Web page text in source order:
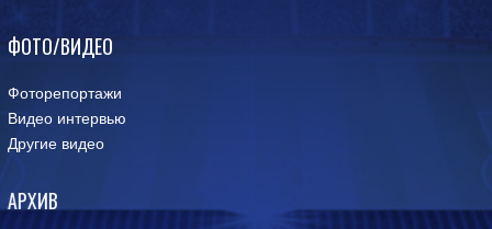
ФОТО/ВИДЕО
Фоторепортажи
Видео интервью
Другие видео
АРХИВ